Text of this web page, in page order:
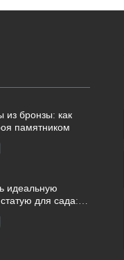
бронзы: как
памятником
идеальную
для сада: